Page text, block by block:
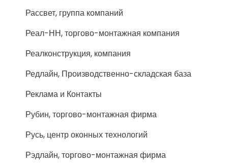
Рассвет, группа компаний
Реал-НН, торгово-монтажная компания
Реалконструкция, компания
Редлайн, Производственно-складская база
Реклама и Контакты
Рубин, торгово-монтажная фирма
Русь, центр оконных технологий
Рэдлайн, торгово-монтажная фирма